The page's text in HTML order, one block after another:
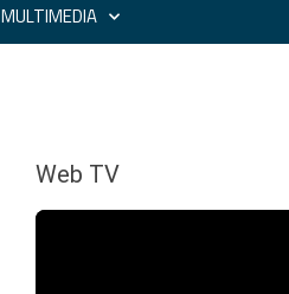
MULTIMEDIA
Web TV